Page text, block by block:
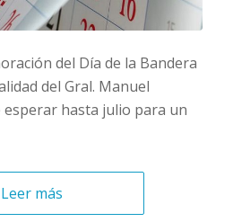
del Día de la Bandera
del Gral. Manuel
hasta julio para un
Leer más